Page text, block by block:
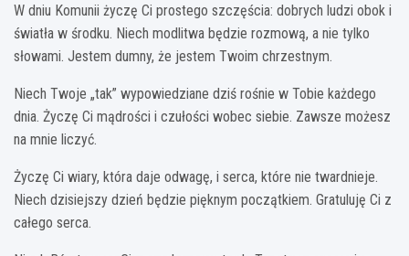
W dniu Komunii życzę Ci prostego szczęścia: dobrych ludzi obok i
światła w środku. Niech modlitwa będzie rozmową, a nie tylko
słowami. Jestem dumny, że jestem Twoim chrzestnym.
Niech Twoje „tak” wypowiedziane dziś rośnie w Tobie każdego
dnia. Życzę Ci mądrości i czułości wobec siebie. Zawsze możesz
na mnie liczyć.
Życzę Ci wiary, która daje odwagę, i serca, które nie twardnieje.
Niech dzisiejszy dzień będzie pięknym początkiem. Gratuluję Ci z
całego serca.